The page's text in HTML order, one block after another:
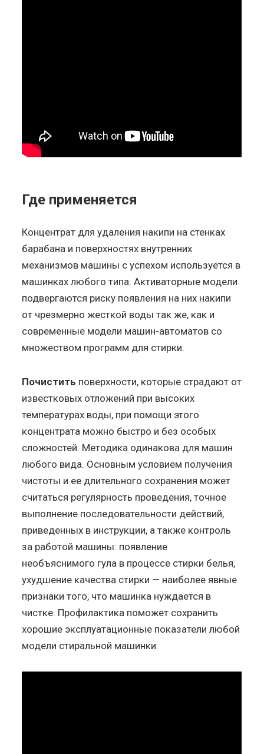
Где применяется
Концентрат для удаления накипи на стенках
барабана и поверхностях внутренних
механизмов машины с успехом используется в
машинках любого типа. Активаторные модели
подвергаются риску появления на них накипи
от чрезмерно жесткой воды так же, как и
современные модели машин-автоматов со
множеством программ для стирки.
Почистить поверхности, которые страдают от
известковых отложений при высоких
температурах воды, при помощи этого
концентрата можно быстро и без особых
сложностей. Методика одинакова для машин
любого вида. Основным условием получения
чистоты и ее длительного сохранения может
считаться регулярность проведения, точное
выполнение последовательности действий,
приведенных в инструкции, а также контроль
за работой машины: появление
необъяснимого гула в процессе стирки белья,
ухудшение качества стирки — наиболее явные
признаки того, что машинка нуждается в
чистке. Профилактика поможет сохранить
хорошие эксплуатационные показатели любой
модели стиральной машинки.